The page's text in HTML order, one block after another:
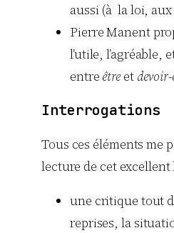
aussi (à la loi,
Pierre Manent
l’utile,
entre êtreet
Interrogations
Tous ces éléments me
lecture de cet excellent
une critique tout
reprises, la